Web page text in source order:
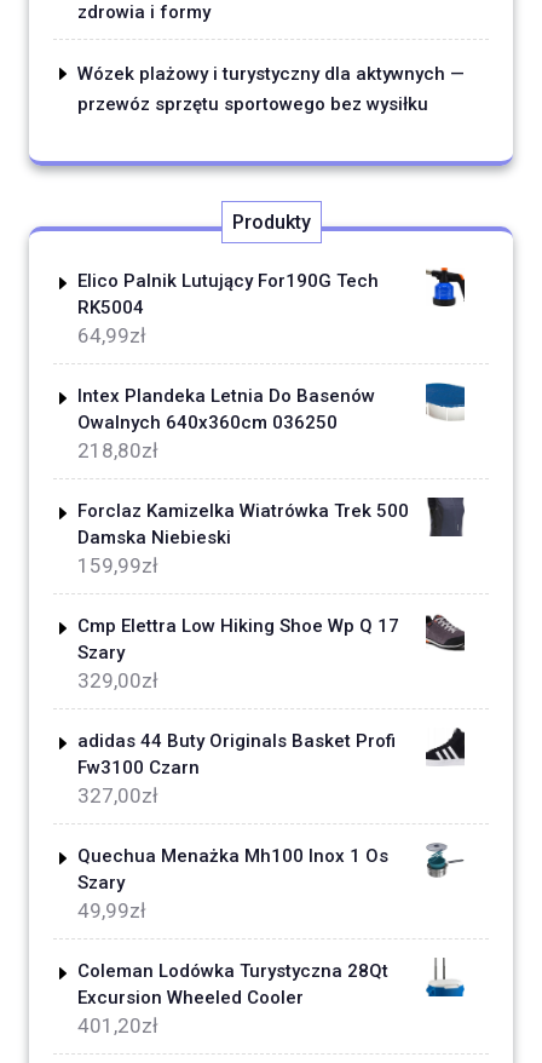
zdrowia i formy
Wózek plażowy i turystyczny dla aktywnych —
przewóz sprzętu sportowego bez wysiłku
Produkty
Elico Palnik Lutujący For190G Tech
RK5004
64,99zł
Intex Plandeka Letnia Do Basenów
Owalnych 640x360cm 036250
218,80zł
Forclaz Kamizelka Wiatrówka Trek 500
Damska Niebieski
159,99zł
Cmp Elettra Low Hiking Shoe Wp Q 17
Szary
329,00zł
adidas 44 Buty Originals Basket Profi
Fw3100 Czarn
327,00zł
Quechua Menażka Mh100 Inox 1 Os
Szary
49,99zł
Coleman Lodówka Turystyczna 28Qt
Excursion Wheeled Cooler
401,20zł